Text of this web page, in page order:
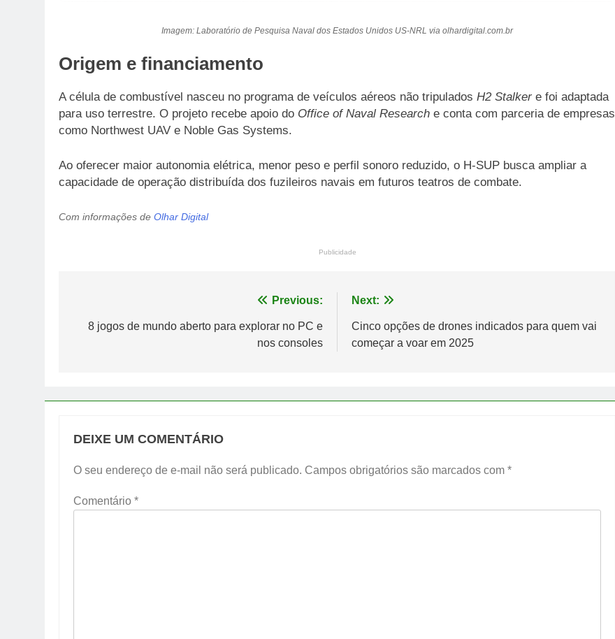
Imagem: Laboratório de Pesquisa Naval dos Estados Unidos US-NRL via olhardigital.com.br
Origem e financiamento
A célula de combustível nasceu no programa de veículos aéreos não tripulados H2 Stalker e foi adaptada
para uso terrestre. O projeto recebe apoio do Office of Naval Research e conta com parceria de empresas
como Northwest UAV e Noble Gas Systems.
Ao oferecer maior autonomia elétrica, menor peso e perfil sonoro reduzido, o H-SUP busca ampliar a
capacidade de operação distribuída dos fuzileiros navais em futuros teatros de combate.
Com informações de Olhar Digital
Publicidade
de
Previous:
8 jogos de mundo aberto para explorar no PC e
nos consoles
Next:
Cinco opções de drones indicados para quem vai
começar a voar em 2025
DEIXE UM COMENTÁRIO
O seu endereço de e-mail não será publicado. Campos obrigatórios são marcados com *
Comentário *